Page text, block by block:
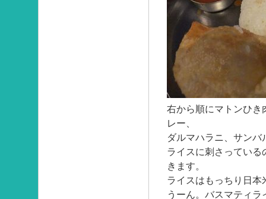
右から順にマトンひき
レー、
ダルマハラニ、サンバ
ライスに刺さってい
きます。
ライスはもっちり日本
うーん。バスマティ